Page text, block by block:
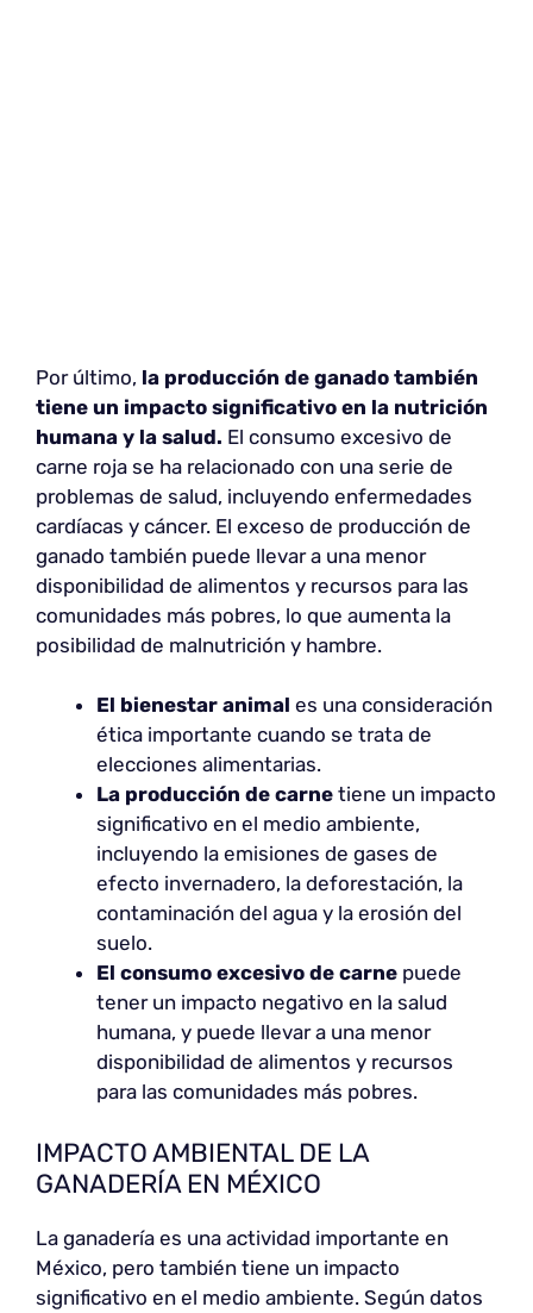
Por último, la producción de ganado también
tiene un impacto significativo en la nutrición
humana y la salud. El consumo excesivo de
carne roja se ha relacionado con una serie de
problemas de salud, incluyendo enfermedades
cardíacas y cáncer. El exceso de producción de
ganado también puede llevar a una menor
disponibilidad de alimentos y recursos para las
comunidades más pobres, lo que aumenta la
posibilidad de malnutrición y hambre.
El bienestar animal es una consideración
ética importante cuando se trata de
elecciones alimentarias.
La producción de carne tiene un impacto
significativo en el medio ambiente,
incluyendo la emisiones de gases de
efecto invernadero, la deforestación, la
contaminación del agua y la erosión del
suelo.
El consumo excesivo de carne puede
tener un impacto negativo en la salud
humana, y puede llevar a una menor
disponibilidad de alimentos y recursos
para las comunidades más pobres.
IMPACTO AMBIENTAL DE LA
GANADERÍA EN MÉXICO
La ganadería es una actividad importante en
México, pero también tiene un impacto
significativo en el medio ambiente. Según datos